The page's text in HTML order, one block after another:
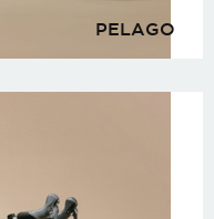
PELAGO